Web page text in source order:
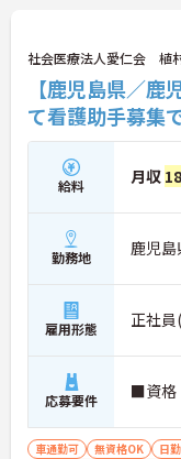
社会医療法人愛仁会 植
【鹿児島県／
て看護助手募集
給料 月収
勤務地 鹿児
雇用形態 正社
応募要件 ■資格
車通勤可 無資格OK 日